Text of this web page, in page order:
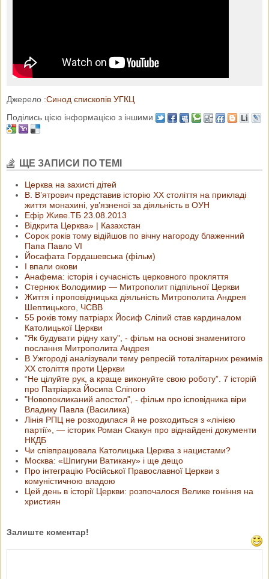
Джерело :Синод єпископів УГКЦ
Поділись цією інформацією з іншими
ЩЕ ЗАПИСИ ПО ТЕМІ
Церква на захисті дітей
В. В’ятрович представив історію ХХ століття на прикладі
життя монахині, ув’язненої за діяльність в ОУН
Ефір Живе.ТБ 23.08.2013
Відкрита Церква» | Казахстан
Сорок років тому відійшов по вічну нагороду блаженний
Папа Павло VI
Йосафата Гордашевська (фільм)
І впали окови
Анафема: історія і сучасність церковного прокляття
Стернюк Володимир — Митрополит підпільної Церкви
Життя і проповідницька діяльність Митрополита Андрея
Шептицького, ЧСВВ
55 років тому патріарх Йосиф Сліпий став кардиналом
Католицької Церкви
"Як будувати рідну хату", - фільм на основі знаменитого
послання Митрополита Андрея
В Ужгороді аналізували тему репресій тоталітарних режимів
ХХ століття проти Церкви
“Не цілуйте рук, а краще виконуйте свою роботу”. 7 історій
про Патріарха Йосипа Сліпого
"Новопокликаний апостол", - фільм про ісповідника віри
Владику Павла (Василика)
Лінія РПЦ не розходилася й не розходиться з «лінією
партії», — історик Роман Скакун про віднайдені документи
НКДБ
Чи співпрацювала Католицька Церква з нацистами?
Москва: «Шпигуни Ватикану» і ще дещо
Про інтеграцію Російської Православної Церкви з
комуністичною владою
Цей день в історії Церкви: розпочалося Велике гоніння на
християн
Залиште коментар!